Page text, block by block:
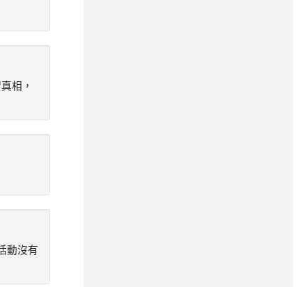
相，
動沒有